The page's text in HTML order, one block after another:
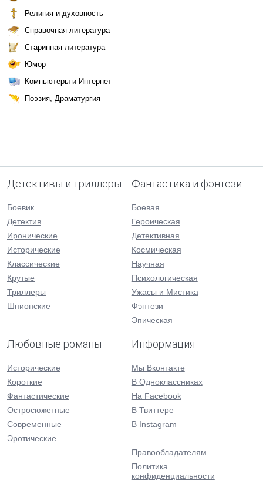
Религия и духовность
Справочная литература
Старинная литература
Юмор
Компьютеры и Интернет
Поэзия, Драматургия
Детективы и триллеры
Боевик
Детектив
Иронические
Исторические
Классические
Крутые
Триллеры
Шпионские
Фантастика и фэнтези
Боевая
Героическая
Детективная
Космическая
Научная
Психологическая
Ужасы и Мистика
Фэнтези
Эпическая
Любовные романы
Исторические
Короткие
Фантастические
Остросюжетные
Современные
Эротические
Информация
Мы Вконтакте
В Одноклассниках
На Facebook
В Твиттере
В Instagram
Правообладателям
Политика
конфиденциальности